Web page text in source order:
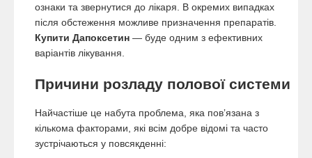
ознаки та звернутися до лікаря. В окремих випадках
після обстеження можливе призначення препаратів.
Купити Дапоксетин — буде одним з ефективних
варіантів лікування.
Причини розладу полової системи
Найчастіше це набута проблема, яка повʼязана з
кількома факторами, які всім добре відомі та часто
зустрічаються у повсякденні: